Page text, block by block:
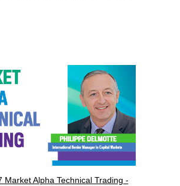
Market Alpha Technical Trading -